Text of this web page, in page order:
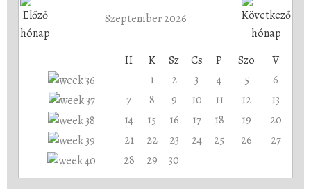
Szeptember 2026
H K Sz Cs P Szo
V
1
2 3 4 5
6
7
8 9 10 11 12
13
14
15 16 17 18 19
20
21
22 23 24 25 26
27
28
29 30